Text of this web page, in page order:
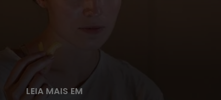
LEIA MAIS EM